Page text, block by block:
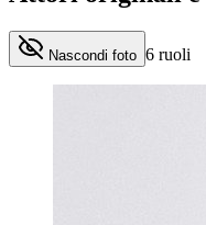
Nascondi foto 6 ruoli